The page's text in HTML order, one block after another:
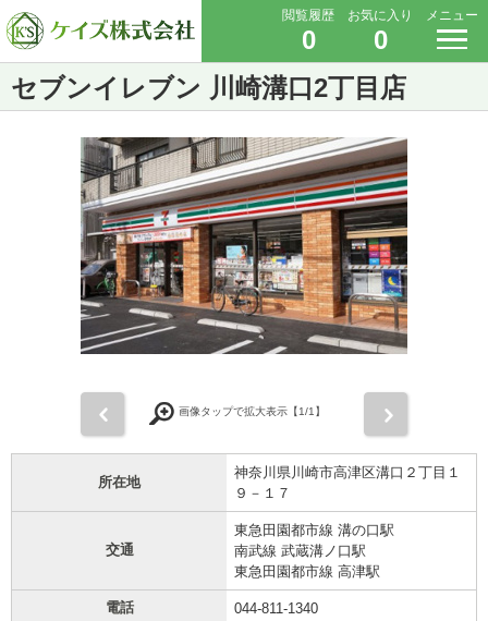
閲覧履歴
0
お気に入り
0
メニュー
セブンイレブン 川崎溝口2丁目店
画像タップで拡大表示【1/1】
所在地
神奈川県川崎市高津区溝口２丁目１
９－１７
交通
東急田園都市線 溝の口駅
南武線 武蔵溝ノ口駅
東急田園都市線 高津駅
電話 044-811-1340